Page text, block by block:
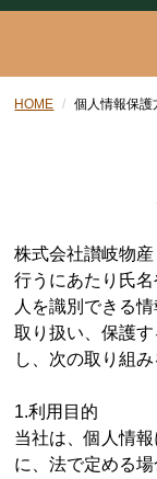
HOME 個人情報保護
株式会社讃岐物
行うにあたり氏
人を識別できる
取り扱い、保護
し、次の取り組
1.利用目的
当社は、個人情
に、法で定める